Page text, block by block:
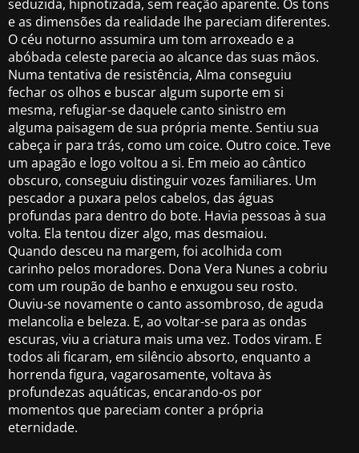
seduzida, hipnotizada, sem reação aparente. Os tons
e as dimensões da realidade lhe pareciam diferentes.
O céu noturno assumira um tom arroxeado e a
abóbada celeste parecia ao alcance das suas mãos.
Numa tentativa de resistência, Alma conseguiu
fechar os olhos e buscar algum suporte em si
mesma, refugiar-se daquele canto sinistro em
alguma paisagem de sua própria mente. Sentiu sua
cabeça ir para trás, como um coice. Outro coice. Teve
um apagão e logo voltou a si. Em meio ao cântico
obscuro, conseguiu distinguir vozes familiares. Um
pescador a puxara pelos cabelos, das águas
profundas para dentro do bote. Havia pessoas à sua
volta. Ela tentou dizer algo, mas desmaiou.
Quando desceu na margem, foi acolhida com
carinho pelos moradores. Dona Vera Nunes a cobriu
com um roupão de banho e enxugou seu rosto.
Ouviu-se novamente o canto assombroso, de aguda
melancolia e beleza. E, ao voltar-se para as ondas
escuras, viu a criatura mais uma vez. Todos viram. E
todos ali ficaram, em silêncio absorto, enquanto a
horrenda figura, vagarosamente, voltava às
profundezas aquáticas, encarando-os por
momentos que pareciam conter a própria
eternidade.